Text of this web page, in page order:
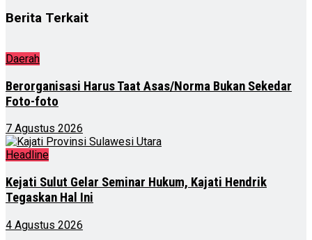
Berita Terkait
Daerah
Berorganisasi Harus Taat Asas/Norma Bukan Sekedar
Foto-foto
7 Agustus 2026
Headline
Kejati Sulut Gelar Seminar Hukum, Kajati Hendrik
Tegaskan Hal Ini
4 Agustus 2026